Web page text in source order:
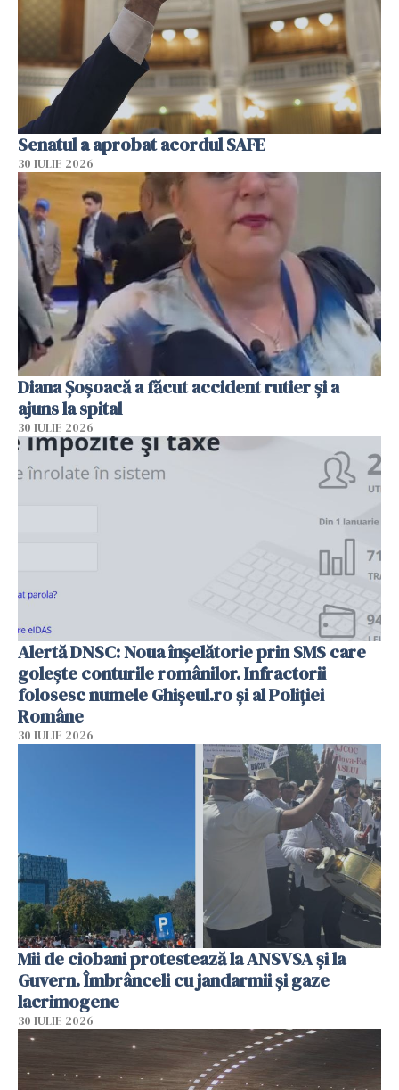
Senatul a aprobat acordul SAFE
30 IULIE 2026
Diana Șoșoacă a făcut accident rutier și a
ajuns la spital
30 IULIE 2026
Alertă DNSC: Noua înșelătorie prin SMS care
golește conturile românilor. Infractorii
folosesc numele Ghișeul.ro și al Poliției
Române
30 IULIE 2026
Mii de ciobani protestează la ANSVSA și la
Guvern. Îmbrânceli cu jandarmii și gaze
lacrimogene
30 IULIE 2026